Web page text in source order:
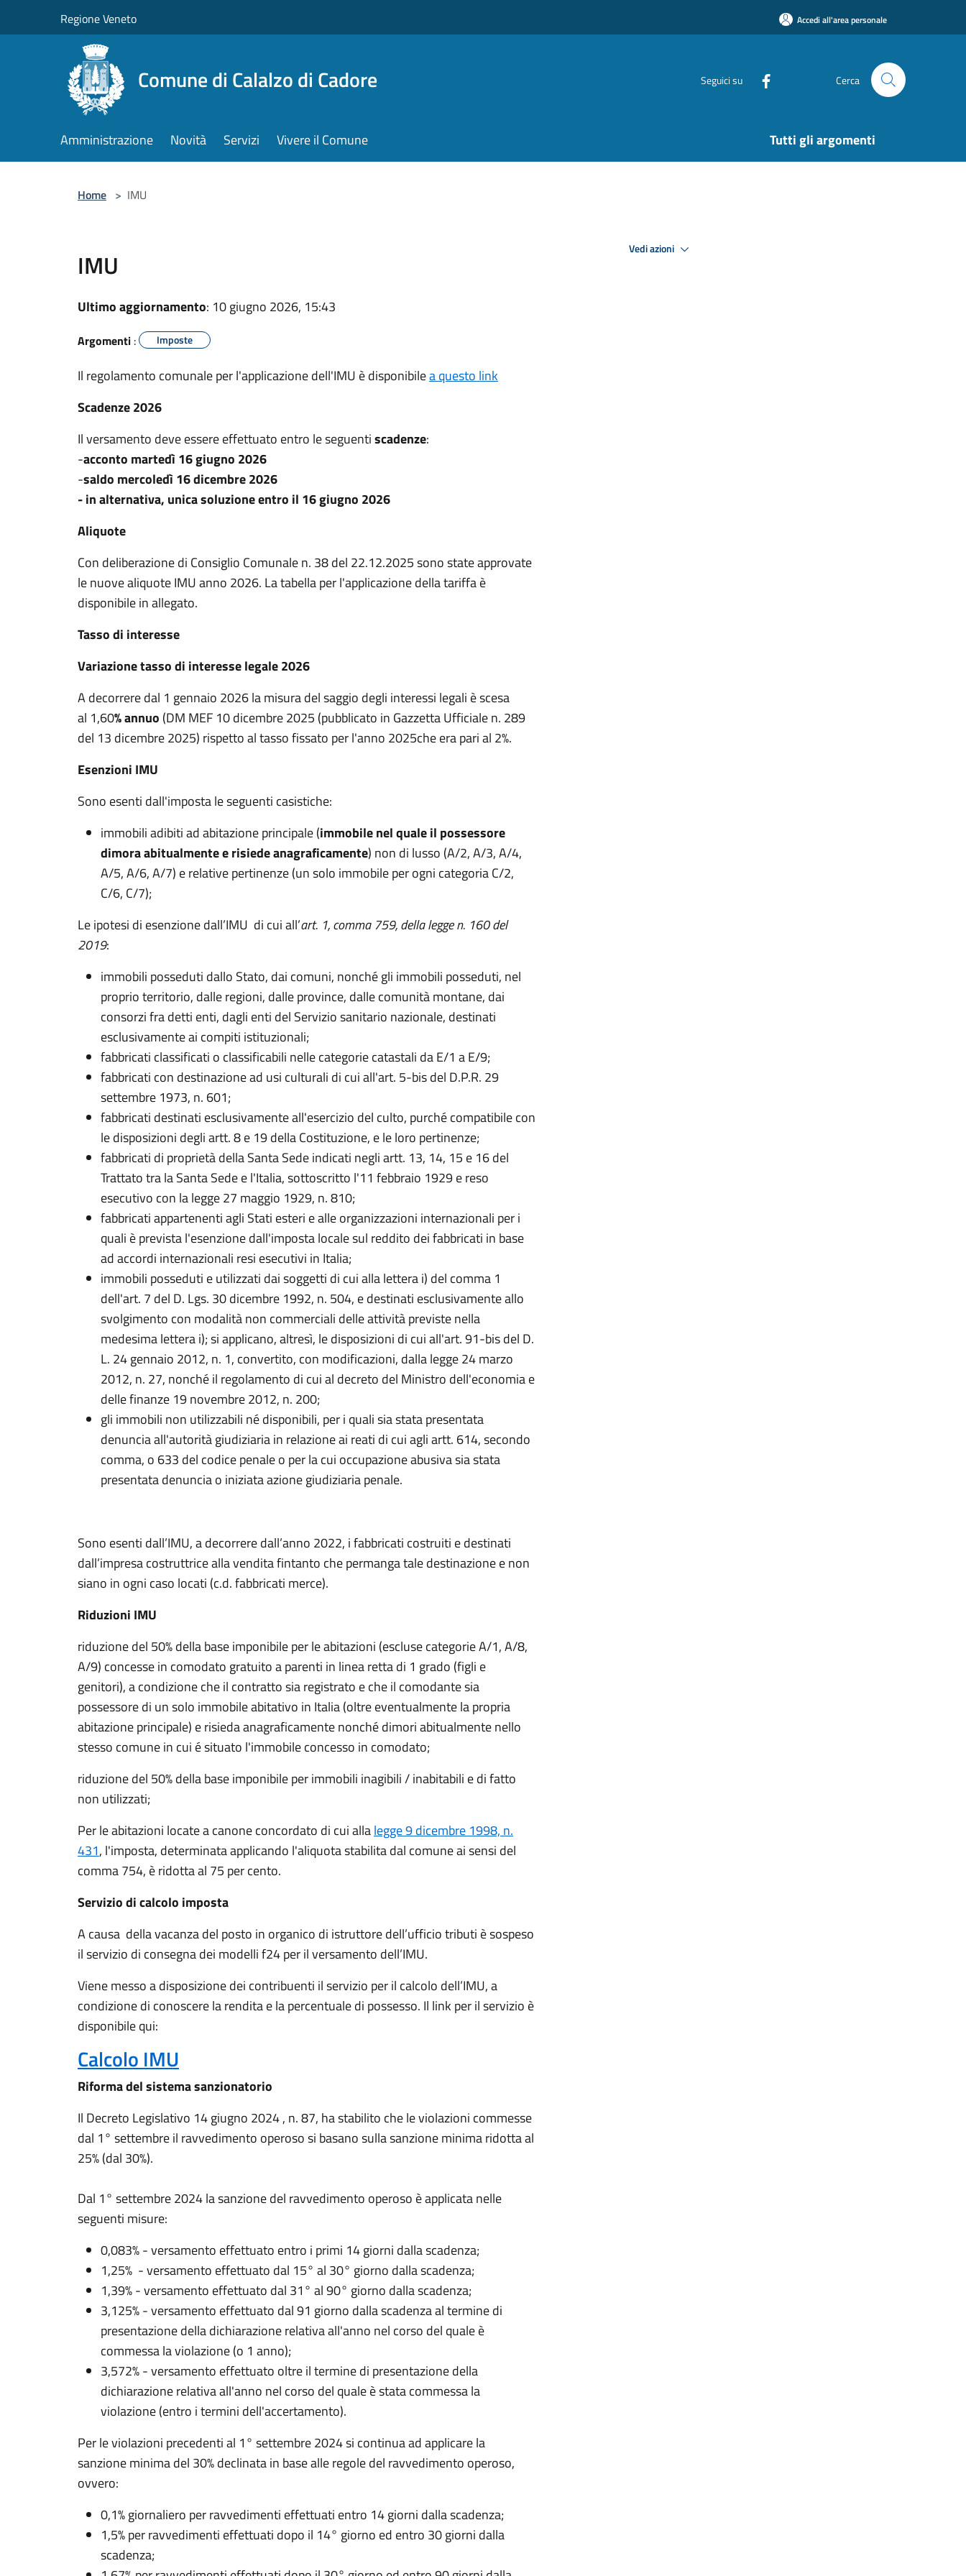
Regione Veneto Accedi all'area personale
Comune di Calalzo di Cadore Seguici su Cerca
Amministrazione Novità Servizi Vivere il Comune Tutti gli argomenti
Home > IMU
IMU
Ultimo aggiornamento: 10 giugno 2026, 15:43
Argomenti : Imposte
Il regolamento comunale per l'applicazione dell'IMU è disponibilea questo link
Scadenze 2026
Il versamento deve essere effettuato entro le seguentiscadenze:
-acconto martedì 16 giugno 2026
-saldo mercoledì 16 dicembre 2026
- in alternativa, unica soluzione entro il 16 giugno 2026
Aliquote
Con deliberazione di Consiglio Comunale n. 38 del 22.12.2025 sono state approvate
le nuove aliquote IMU anno 2026. La tabella per l'applicazione della tariffa è
disponibile in allegato.
Tasso di interesse
Variazione tasso di interesse legale 2026
A decorrere dal 1 gennaio 2026 la misura del saggio degli interessi legali è scesa
al 1,60% annuo (DM MEF 10 dicembre 2025 (pubblicato in Gazzetta Ufficiale n. 289
del 13 dicembre 2025) rispetto al tasso fissato per l'anno 2025che era pari al 2%.
Esenzioni IMU
Sono esenti dall'imposta le seguenti casistiche:
immobili adibiti ad abitazione principale (immobile nel quale il possessore
dimora abitualmente e risiede anagraficamente) non di lusso (A/2, A/3, A/4,
A/5, A/6, A/7) e relative pertinenze (un solo immobile per ogni categoria C/2,
C/6, C/7);
Le ipotesi di esenzione dall’IMU di cui all’art. 1, comma 759, della legge n. 160 del
2019:
immobili posseduti dallo Stato, dai comuni, nonché gli immobili posseduti, nel
proprio territorio, dalle regioni, dalle province, dalle comunità montane, dai
consorzi fra detti enti, dagli enti del Servizio sanitario nazionale, destinati
esclusivamente ai compiti istituzionali;
fabbricati classificati o classificabili nelle categorie catastali da E/1 a E/9;
fabbricati con destinazione ad usi culturali di cui all'art. 5-bis del D.P.R. 29
settembre 1973, n. 601;
fabbricati destinati esclusivamente all'esercizio del culto, purché compatibile con
le disposizioni degli artt. 8 e 19 della Costituzione, e le loro pertinenze;
fabbricati di proprietà della Santa Sede indicati negli artt. 13, 14, 15 e 16 del
Trattato tra la Santa Sede e l'Italia, sottoscritto l'11 febbraio 1929 e reso
esecutivo con la legge 27 maggio 1929, n. 810;
fabbricati appartenenti agli Stati esteri e alle organizzazioni internazionali per i
quali è prevista l'esenzione dall'imposta locale sul reddito dei fabbricati in base
ad accordi internazionali resi esecutivi in Italia;
immobili posseduti e utilizzati dai soggetti di cui alla lettera i) del comma 1
dell'art. 7 del D. Lgs. 30 dicembre 1992, n. 504, e destinati esclusivamente allo
svolgimento con modalità non commerciali delle attività previste nella
medesima lettera i); si applicano, altresì, le disposizioni di cui all'art. 91-bis del D.
L. 24 gennaio 2012, n. 1, convertito, con modificazioni, dalla legge 24 marzo
2012, n. 27, nonché il regolamento di cui al decreto del Ministro dell'economia e
delle finanze 19 novembre 2012, n. 200;
gli immobili non utilizzabili né disponibili, per i quali sia stata presentata
denuncia all'autorità giudiziaria in relazione ai reati di cui agli artt. 614, secondo
comma, o 633 del codice penale o per la cui occupazione abusiva sia stata
presentata denuncia o iniziata azione giudiziaria penale.
Sono esenti dall’IMU, a decorrere dall’anno 2022, i fabbricati costruiti e destinati
dall’impresa costruttrice alla vendita fintanto che permanga tale destinazione e non
siano in ogni caso locati (c.d. fabbricati merce).
Riduzioni IMU
riduzione del 50% della base imponibile per le abitazioni (escluse categorie A/1, A/8,
A/9) concesse in comodato gratuito a parenti in linea retta di 1 grado (figli e
genitori), a condizione che il contratto sia registrato e che il comodante sia
possessore di un solo immobile abitativo in Italia (oltre eventualmente la propria
abitazione principale) e risieda anagraficamente nonché dimori abitualmente nello
stesso comune in cui é situato l'immobile concesso in comodato;
riduzione del 50% della base imponibile per immobili inagibili / inabitabili e di fatto
non utilizzati;
Per le abitazioni locate a canone concordato di cui allalegge 9 dicembre 1998, n.
431, l'imposta, determinata applicando l'aliquota stabilita dal comune ai sensi del
comma 754, è ridotta al 75 per cento.
Servizio di calcolo imposta
A causa della vacanza del posto in organico di istruttore dell’ufficio tributi è sospeso
il servizio di consegna dei modelli f24 per il versamento dell’IMU.
Viene messo a disposizione dei contribuenti il servizio per il calcolo dell’IMU, a
condizione di conoscere la rendita e la percentuale di possesso. Il link per il servizio è
disponibile qui:
Calcolo IMU
Riforma del sistema sanzionatorio
Il Decreto Legislativo 14 giugno 2024 , n. 87, ha stabilito che le violazioni commesse
dal 1° settembre il ravvedimento operoso si basano sulla sanzione minima ridotta al
25% (dal 30%).
Dal 1° settembre 2024 la sanzione del ravvedimento operoso è applicata nelle
seguenti misure:
0,083% - versamento effettuato entro i primi 14 giorni dalla scadenza;
1,25% - versamento effettuato dal 15° al 30° giorno dalla scadenza;
1,39% - versamento effettuato dal 31° al 90° giorno dalla scadenza;
3,125% - versamento effettuato dal 91 giorno dalla scadenza al termine di
presentazione della dichiarazione relativa all'anno nel corso del quale è
commessa la violazione (o 1 anno);
3,572% - versamento effettuato oltre il termine di presentazione della
dichiarazione relativa all'anno nel corso del quale è stata commessa la
violazione (entro i termini dell'accertamento).
Per le violazioni precedenti al 1° settembre 2024 si continua ad applicare la
sanzione minima del 30% declinata in base alle regole del ravvedimento operoso,
ovvero:
0,1% giornaliero per ravvedimenti effettuati entro 14 giorni dalla scadenza;
1,5% per ravvedimenti effettuati dopo il 14° giorno ed entro 30 giorni dalla
scadenza;
Vedi azioni